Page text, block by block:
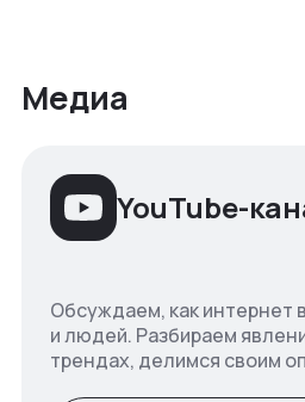
Медиа
YouTube-
Обсуждаем, как интернет
и людей. Разбираем
трендах, делимся своим